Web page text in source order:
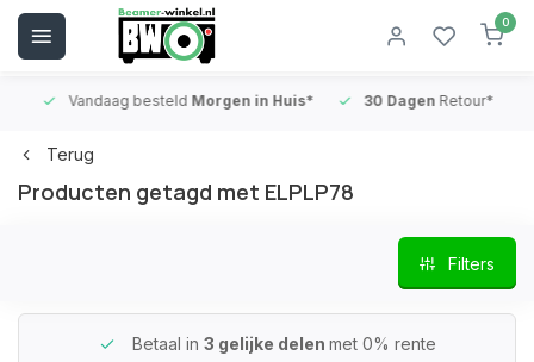
0
Vandaag besteldMorgen in Huis* 30 DagenRetour*
Terug
Producten getagd met ELPLP78
Filters
Betaal in 3 gelijke delen met 0% rente